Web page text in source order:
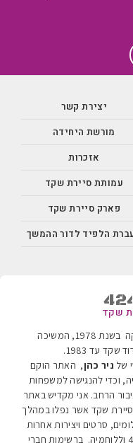
יצירת קשר
מורשת היחידה
אזכרות
עמותת סיירת שקד
פארק סיירת שקד
הלפיד לדור ההמשך
שקד
הוקמה בשנת 1955 ופורקה בשנת 1978, המשיכה
עד 1983
.
של ניר כהן, האתר הוקם
וכדי להנגישה למשפחות
הרחב. אני מקדיש באתר
שקד אשר נפלו במהלך
סרטים ויצירות אחרות
ברשימות חברי